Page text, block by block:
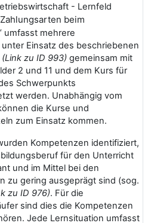
- Lernfeld
beim
umfasst mehrere
Einsatz des beschriebenen
zu ID 993) gemeinsam mit
2 und 11 und dem Kurs für
Schwerpunkts
werden. Unabhängig vom
die Kurse und
zum Einsatz kommen.
Kompetenzen identifiziert,
für den Unterricht
und im Mittel bei den
zu gering ausgeprägt sind (sog.
zu ID 976). Für die
sind dies die Kompetenzen
Jede Lernsituation umfasst